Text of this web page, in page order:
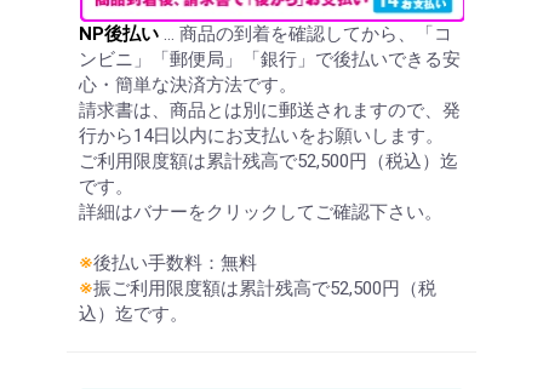
NP後払い … 商品の到着を確認してから、「コ
ンビニ」「郵便局」「銀行」で後払いできる安
心・簡単な決済方法です。
請求書は、商品とは別に郵送されますので、発
行から14日以内にお支払いをお願いします。
ご利用限度額は累計残高で52,500円（税込）迄
です。
詳細はバナーをクリックしてご確認下さい。
※後払い手数料：無料
※振ご利用限度額は累計残高で52,500円（税
込）迄です。